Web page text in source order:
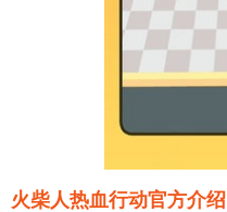
火柴人热血行动官方介绍